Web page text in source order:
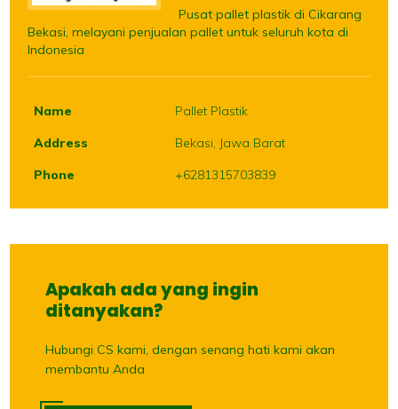
Pusat pallet plastik di Cikarang
Bekasi, melayani penjualan pallet untuk seluruh kota di
Indonesia
Name
Pallet Plastik
Address
Bekasi, Jawa Barat
Phone
+6281315703839
Apakah ada yang ingin
ditanyakan?
Hubungi CS kami, dengan senang hati kami akan
membantu Anda